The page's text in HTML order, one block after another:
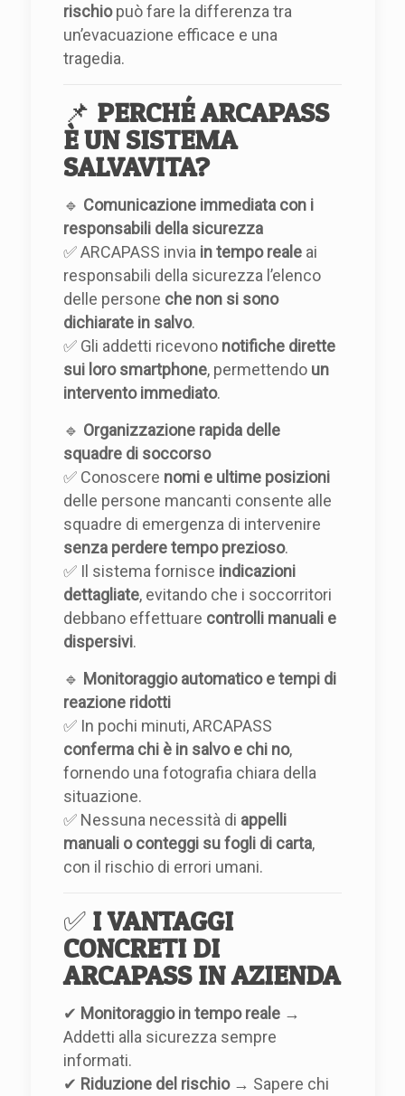
rischiopuò fare la differenza tra
un’evacuazione efficace e una
tragedia.
📌 PERCHÉ ARCAPASS
È UN SISTEMA
SALVAVITA?
🔹 Comunicazione immediata con i
responsabili della sicurezza
✅ ARCAPASS invia in tempo reale ai
responsabili della sicurezza l’elenco
delle persone che non si sono
dichiarate in salvo.
✅ Gli addetti ricevono notifiche dirette
sui loro smartphone, permettendo un
intervento immediato.
🔹 Organizzazione rapida delle
squadre di soccorso
✅ Conoscere nomi e ultime posizioni
delle persone mancanti consente alle
squadre di emergenza di intervenire
senza perdere tempo prezioso.
✅ Il sistema fornisce indicazioni
dettagliate, evitando che i soccorritori
debbano effettuare controlli manuali e
dispersivi.
🔹 Monitoraggio automatico e tempi di
reazione ridotti
✅ In pochi minuti, ARCAPASS
conferma chi è in salvo e chi no,
fornendo una fotografia chiara della
situazione.
✅ Nessuna necessità di appelli
manuali o conteggi su fogli di carta,
con il rischio di errori umani.
✅ I VANTAGGI
CONCRETI DI
ARCAPASS IN AZIENDA
✔ Monitoraggio in tempo reale →
Addetti alla sicurezza sempre
informati.
✔ Riduzione del rischio→ Sapere chi